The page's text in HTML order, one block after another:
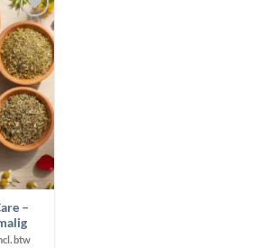
aan
wenslijst
–
btw